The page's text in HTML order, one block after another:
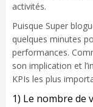
activités.
Puisque Super
quelques minutes
performances.
son implication et
KPIs les plus
1) Le nombre de